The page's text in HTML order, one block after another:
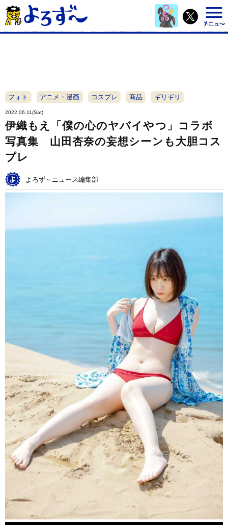
フォト アニメ・漫画 コスプレ 商品 ギリギリ
2022.06.11(Sat)
伊織もえ「僕の心のヤバイやつ」コラボ
写真集 山田杏奈の妄想シーンも大胆コス
プレ
よろず～ニュース編集部